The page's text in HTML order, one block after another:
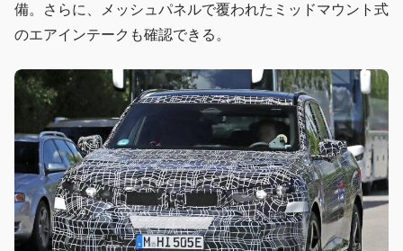
備。さらに、メッシュパネルで覆われたミッドマウント式
のエアインテークも確認できる。